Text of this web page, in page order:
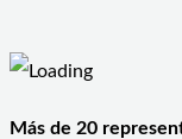
Más de 20